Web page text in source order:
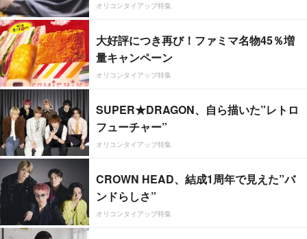
オリコンタイアップ特集
大好評につき再び！ファミマ名物45％増
量キャンペーン
オリコンタイアップ特集
SUPER★DRAGON、自ら描いた”レトロ
フューチャー”
オリコンタイアップ特集
CROWN HEAD、結成1周年で見えた”バ
ンドらしさ”
オリコンタイアップ特集